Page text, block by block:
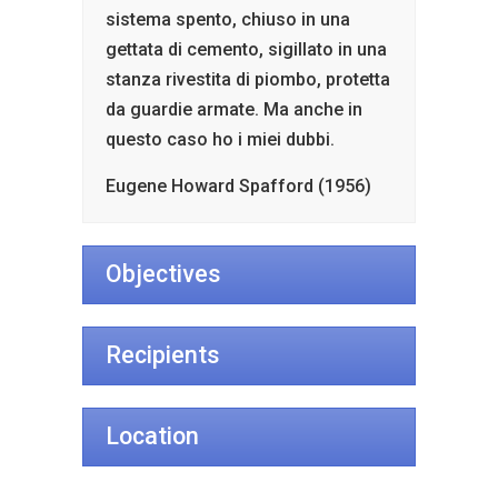
sistema spento, chiuso in una
gettata di cemento, sigillato in una
stanza rivestita di piombo, protetta
da guardie armate. Ma anche in
questo caso ho i miei dubbi.
Eugene Howard Spafford (1956)
Objectives
Recipients
Location